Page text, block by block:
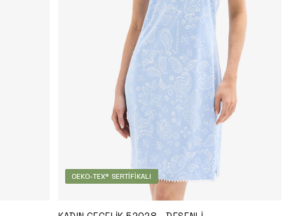
OEKO-TEX® SERTIFIKALI